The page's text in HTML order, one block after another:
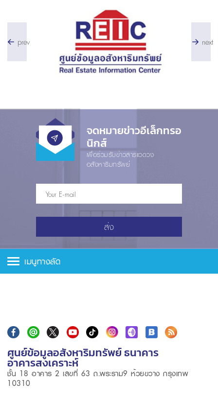
prev next
จดหมายข่าวอีเล็กทรอ
นิกส์
เพื่อร่วมรับข่าวสารแวดวง
อสังหาริมทรัพย์
ส่ง
เมนูทางลัด
ศูนย์ข้อมูลอสังหาริมทรัพย์ ธนาคาร
อาคารสงเคราะห์
ชั้น 18 อาคาร 2 เลขที่ 63 ถ.พระราม9 ห้วยขวาง กรุงเทพ
10310